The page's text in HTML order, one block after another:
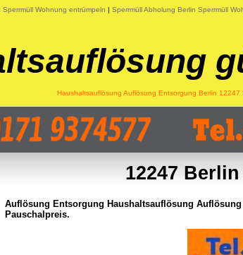
Wohnung entrümpeln | Sperrmüll Abholung Berlin Sperrmüll
Haushaltsauflösung Auflösung Entsorgung Berlin 12247
12247
Auflösung Entsorgung Haushaltsauflösung
Pauschalpreis.